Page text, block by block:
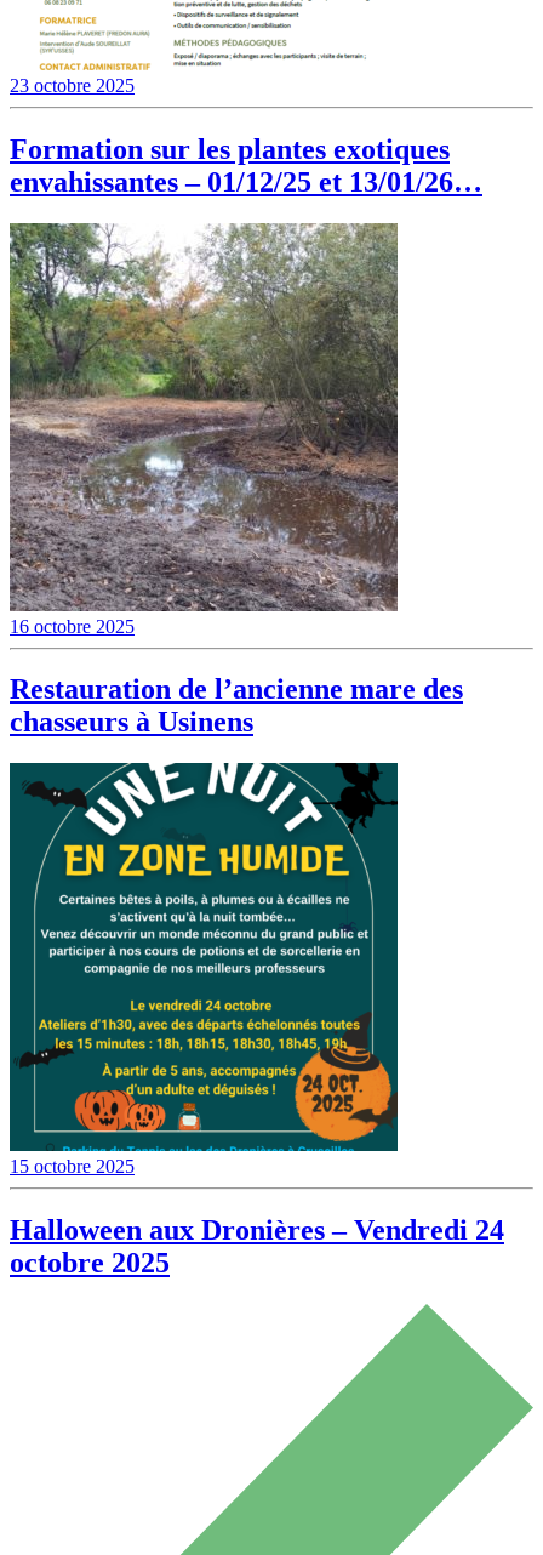
23 octobre 2025
Formation sur les plantes exotiques
envahissantes – 01/12/25 et 13/01/26…
16 octobre 2025
Restauration de l’ancienne mare des
chasseurs à Usinens
15 octobre 2025
Halloween aux Dronières – Vendredi 24
octobre 2025